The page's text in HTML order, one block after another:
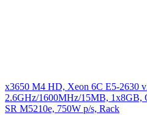
x3650 M4 HD, Xeon 6C E5-2630
2.6GHz/1600MHz/15MB, 1x8GB,
SR M5210e, 750W p/s, Rack